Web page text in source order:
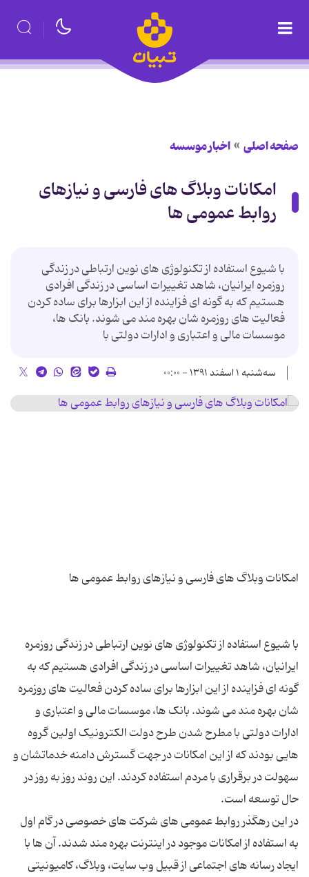
صفحه اصلی اخبار موسسه
امکانات وبلاگ های فارسی و نیازهای
روابط عمومی ها
با شیوع استفاده از تکنولوژی های نوین ارتباطی در زندگی
روزمره ایرانیان، شاهد تغییرات اساسی در زندگی افرادی
هستیم که به گونه ای فزاینده از این ابزارها برای ساده کردن
فعالیت های روزمره شان بهره مند می شوند. بانک ها،
موسسات مالی و اعتباری و ادارات دولتی با
سه‌شنبه ۱ اسفند ۱۳۹۱ - ۰۰:۰۰
با شیوع استفاده از تکنولوژی های نوین ارتباطی در زندگی روزمره
ایرانیان، شاهد تغییرات اساسی در زندگی افرادی هستیم که به
گونه ای فزاینده از این ابزارها برای ساده کردن فعالیت های روزمره
شان بهره مند می شوند. بانک ها، موسسات مالی و اعتباری و
ادارات دولتی با مطرح شدن طرح دولت الکترونیک اولین گروه
هایی بودند که از این امکانات در جهت گسترش دامنه خدماتشان و
سهولت در برقراری با مردم استفاده کردند. این روند روز به روز در
در این رهگذر روابط عمومی های شرکت های خصوصی در گام اول
به استفاده از امکانات موجود در اینترنت بهره مند شدند. آن ها با
ایجاد رسانه های اجتماعی از قبیل وب سایت، وبلاگ، کامیونیتی